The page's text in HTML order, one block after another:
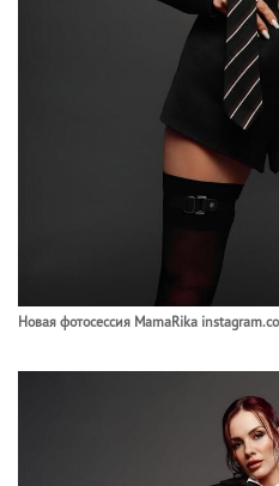
Новая фотосессия MamaRika